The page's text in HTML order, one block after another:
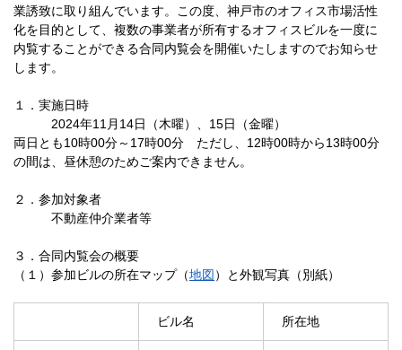
業誘致に取り組んでいます。この度、神戸市のオフィス市場活性
化を目的として、複数の事業者が所有するオフィスビルを一度に
内覧することができる合同内覧会を開催いたしますのでお知らせ
します。
１．実施日時
2024年11月14日（木曜）、15日（金曜）
両日とも10時00分～17時00分 ただし、12時00時から13時00分
の間は、昼休憩のためご案内できません。
２．参加対象者
不動産仲介業者等
３．合同内覧会の概要
（１）参加ビルの所在マップ（地図 ）と外観写真（別紙）
ビル名 所在地